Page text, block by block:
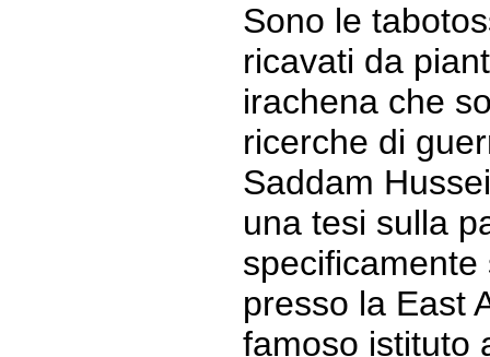
Sono le
ricavati da
irachena che
ricerche di
Saddam
una tesi sulla
presso la East
famoso istituto